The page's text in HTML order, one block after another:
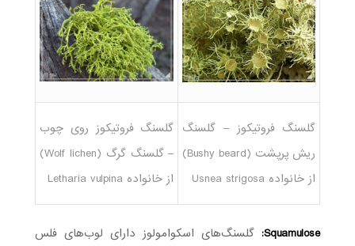
گلسنگ فروتیکوز – گلسنگ
ریش پرپشت (Bushy beard)
از خانواده Usnea strigosa
گلسنگ فروتیکوز روی چوب
– گلسنگ گرگ (Wolf lichen)
از خانواده Letharia vulpina
Squamulose:گلسنگ‌های اسکوامولوز دارای لوب‌های فلس